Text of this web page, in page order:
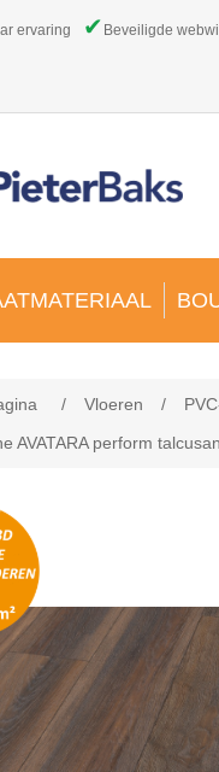
ervaring ✔ Beveiligde
/ Vloeren /
AVATARA perform